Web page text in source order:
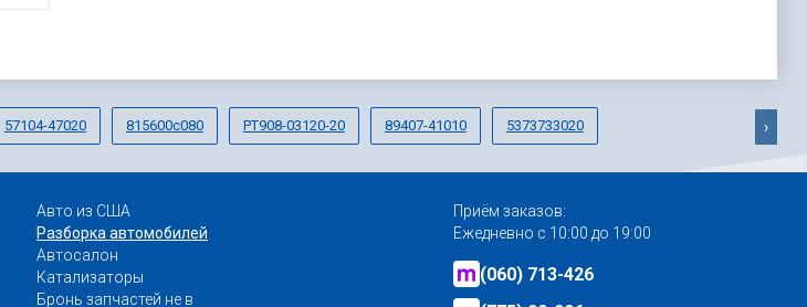
57104-47020 815600c080 PT908-03120-20 89407-41010 5373733020 ›
Авто из США
Разборка автомобилей
Автосалон
Катализаторы
Бронь запчастей не в
Приём заказов:
Ежедневно с 10:00 до 19:00
(060) 713-426